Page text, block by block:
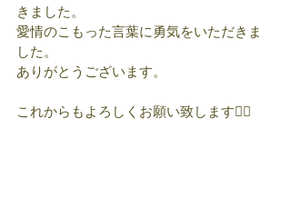
きました。
愛情のこもった言葉に勇気をいただきま
した。
ありがとうございます。
これからもよろしくお願い致します🙇‍♂